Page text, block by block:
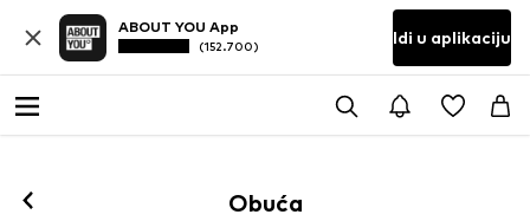
ABOUT YOU App
(152.700) Idi u aplikaciju
Obuća